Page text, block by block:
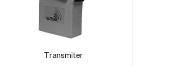
Transmiter